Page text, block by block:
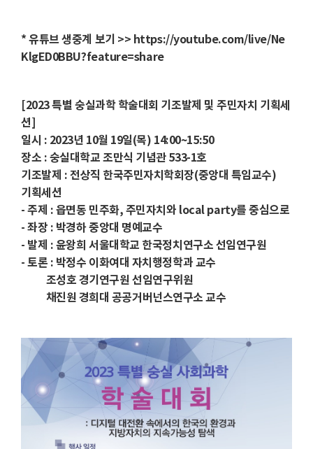
* 유튜브 생중계 보기 >> https://youtube.com/live/Ne
KlgED0BBU?feature=share
[2023 특별 숭실과학 학술대회 기조발제 및 주민자치 기획세
션]
일시 : 2023년 10월 19일(목) 14:00~15:50
장소 : 숭실대학교 조만식 기념관 533-1호
기조발제 : 전상직 한국주민자치학회장(중앙대 특임교수)
기획세션
- 주제 : 읍면동 민주화, 주민자치와 local party를 중심으로
- 좌장 : 박경하 중앙대 명예교수
- 발제 : 윤왕희 서울대학교 한국정치연구소 선임연구원
- 토론 : 박정수 이화여대 자치행정학과 교수
조성호 경기연구원 선임연구위원
채진원 경희대 공공거버넌스연구소 교수